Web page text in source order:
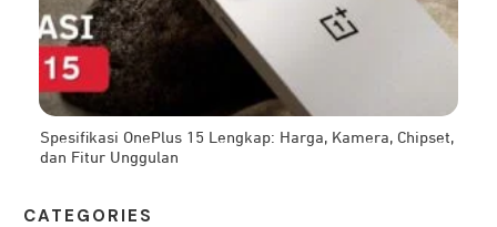
Spesifikasi OnePlus 15 Lengkap: Harga, Kamera, Chipset,
dan Fitur Unggulan
CATEG ORIES